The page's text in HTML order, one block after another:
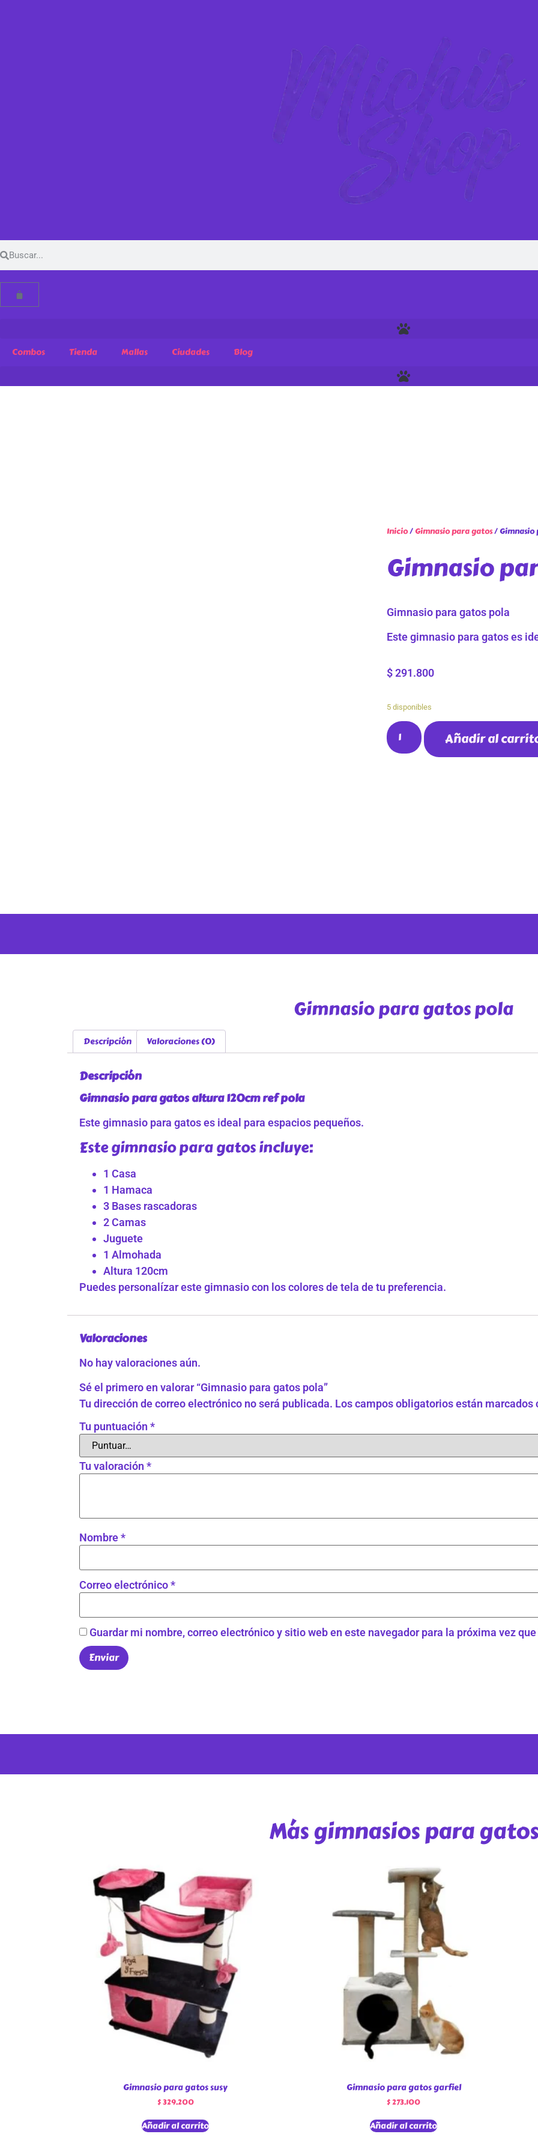
Combos Tienda Mallas Ciudades Blog
Inicio/Gimnasio para gatos/ Gimnasio
Gimnasio
Gimnasio para gatos pola
Este gimnasio para gatos es
$291.800
5 disponibles
Añadir al
Gimnasio para gatos pola
Descripción Valoraciones (0)
Descripción
Gimnasio para gatos altura 120cm ref pola
Este gimnasio para gatos es ideal para espacios pequeños.
Este gimnasio para gatos incluye:
1 Casa
1 Hamaca
3 Bases rascadoras
2 Camas
Juguete
1 Almohada
Altura 120cm
Puedes personalízar este gimnasio con los colores de tela de tu preferencia.
Valoraciones
No hay valoraciones aún.
Sé el primero en valorar “Gimnasio para gatos pola”
Tu dirección de correo electrónico no será publicada. Los campos obligatorios están marcados
Tu puntuación *
Tu valoración *
Nombre*
Correo electrónico*
Guardar mi nombre, correo electrónico y sitio web en este navegador para la próxima vez
Más gimnasios para gatos
Gimnasio para gatos susy
$329.200
Añadir al carrito
Gimnasio para gatos garfiel
$273.100
Añadir al carrito